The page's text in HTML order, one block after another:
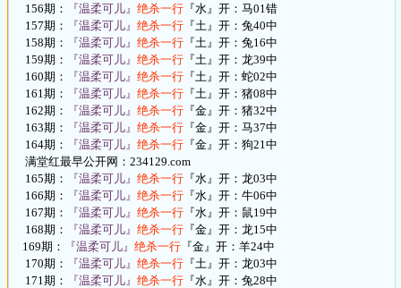
156期：
『温柔可儿』 绝杀一行 『水』开：马01错
157期：
『温柔可儿』 绝杀一行 『土』开：兔40中
158期：
『温柔可儿』 绝杀一行 『土』开：兔16中
159期：
『温柔可儿』 绝杀一行 『土』开：龙39中
160期：
『温柔可儿』 绝杀一行 『土』开：蛇02中
161期：
『温柔可儿』 绝杀一行 『土』开：猪08中
162期：
『温柔可儿』 绝杀一行 『金』开：猪32中
163期：
『温柔可儿』 绝杀一行 『金』开：马37中
164期：
『温柔可儿』 绝杀一行 『金』开：狗21中
满堂红最早公开网：234129.com
165期：
『温柔可儿』 绝杀一行 『水』开：龙03中
166期：
『温柔可儿』 绝杀一行 『水』开：牛06中
167期：
『温柔可儿』 绝杀一行 『水』开：鼠19中
168期：
『温柔可儿』 绝杀一行 『金』开：龙15中
169期：
『温柔可儿』 绝杀一行 『金』开：羊24中
170期：
『温柔可儿』 绝杀一行 『土』开：龙03中
171期：
『温柔可儿』 绝杀一行 『水』开：兔28中